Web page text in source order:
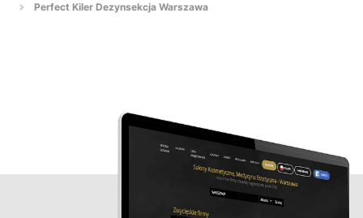
Perfect Kiler Dezynsekcja Warszawa